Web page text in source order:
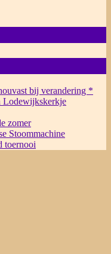
bij verandering *
Lodewijkskerkje
zomer
Stoommachine
toernooi